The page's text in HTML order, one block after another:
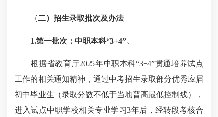
（二）招生录取批次及办法
1.第一批次：中职本科“3+4”。
根据省教育厅2025年中职本科“3+4”贯通培养试点
工作的相关通知精神，通过中考招生录取部分优秀应届
初中毕业生（录取分数不低于当地普高最低控制线），
进入试点中职学校相关专业学习3年后，经转段考核合